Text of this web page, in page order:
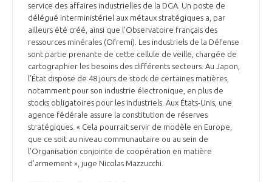
service des affaires industrielles de la DGA. Un poste de
délégué interministériel aux métaux stratégiques a, par
ailleurs été créé, ainsi que l’Observatoire français des
ressources minérales (Ofremi). Les industriels de la Défense
sont partie prenante de cette cellule de veille, chargée de
cartographier les besoins des différents secteurs. Au Japon,
l’État dispose de 48 jours de stock de certaines matières,
notamment pour son industrie électronique, en plus de
stocks obligatoires pour les industriels. Aux États-Unis, une
agence fédérale assure la constitution de réserves
stratégiques. « Cela pourrait servir de modèle en Europe,
que ce soit au niveau communautaire ou au sein de
l’Organisation conjointe de coopération en matière
d’armement », juge Nicolas Mazzucchi.